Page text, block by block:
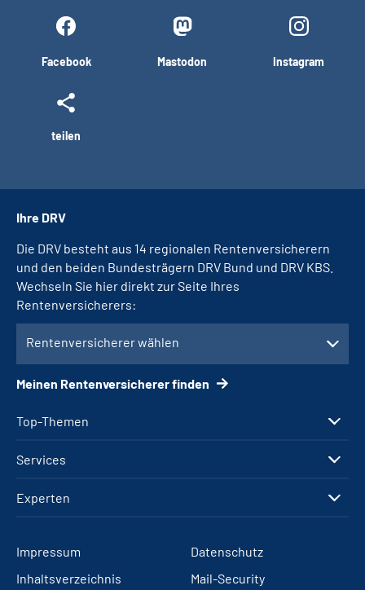
Facebook Mastodon Instagram
teilen
Top-Themen
Services
Experten
Ihre DRV
Die DRV besteht aus 14 regionalen Rentenversicherern
und den beiden Bundesträgern DRV Bund und DRV KBS.
Wechseln Sie hier direkt zur Seite Ihres
Rentenversicherers:
Rentenversicherer wählen
Meinen Rentenversicherer finden
Impressum
Datenschutz
Inhaltsverzeichnis
Mail-Security